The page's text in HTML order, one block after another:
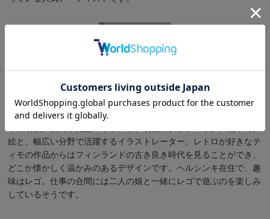
Timo Manttari/ティモ・マンッタリ
絵と、幅広い分野で活躍するイラストレーター。レトロが好きなテ
ィモの作品からはフィンランドの古き良き時代を見ることができ、
どこか懐かしく温かみのあるデザインです。ヘルシンキ在住で、趣
味はレゴ。仕事の合間には二人の娘と一緒にレゴで遊ぶのを楽しみ
しているそうです。